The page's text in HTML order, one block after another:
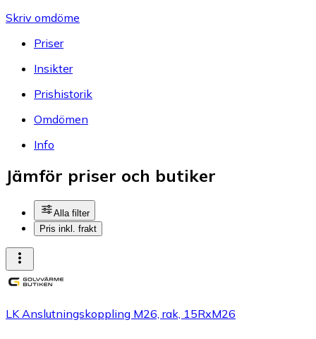
Skriv omdöme
Priser
Insikter
Prishistorik
Omdömen
Info
Jämför priser och butiker
Alla filter
Pris inkl. frakt
LK Anslutningskoppling M26, rak, 15RxM26